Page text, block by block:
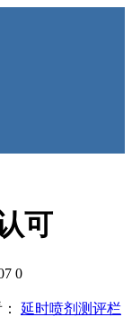
可
0
延时喷剂测评栏